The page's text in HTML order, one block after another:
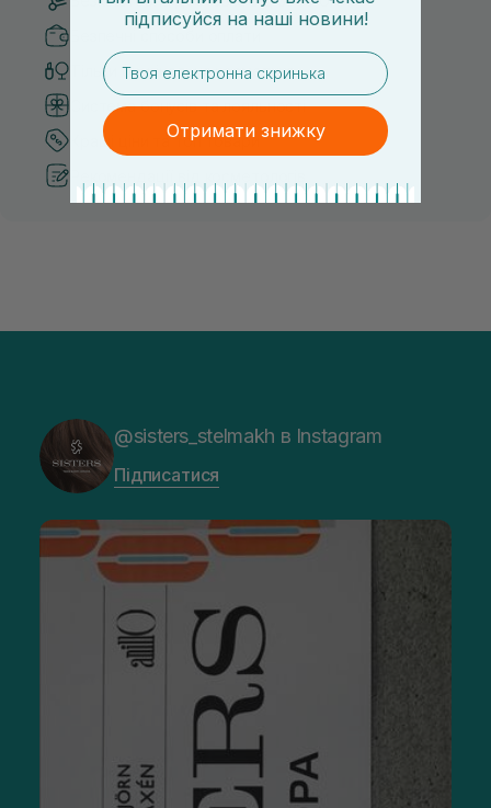
Тільки оригінальна косметика
Система бонусів та лояльності
Кращі ціни та топ товари
@sisters_stelmakh в Instagram
Підписатися
підписуйся на наші новини!
email
Отримати знижку